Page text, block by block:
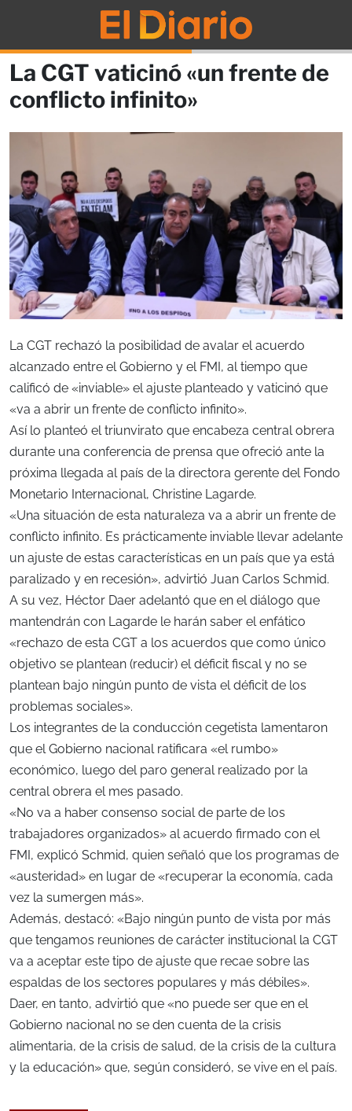
La CGT vaticinó «un frente de
conflicto infinito»
La CGT rechazó la posibilidad de avalar el acuerdo
alcanzado entre el Gobierno y el FMI, al tiempo que
calificó de «inviable» el ajuste planteado y vaticinó que
«va a abrir un frente de conflicto infinito».
Así lo planteó el triunvirato que encabeza central obrera
durante una conferencia de prensa que ofreció ante la
próxima llegada al país de la directora gerente del Fondo
Monetario Internacional, Christine Lagarde.
«Una situación de esta naturaleza va a abrir un frente de
conflicto infinito. Es prácticamente inviable llevar adelante
un ajuste de estas características en un país que ya está
paralizado y en recesión», advirtió Juan Carlos Schmid.
A su vez, Héctor Daer adelantó que en el diálogo que
mantendrán con Lagarde le harán saber el enfático
«rechazo de esta CGT a los acuerdos que como único
objetivo se plantean (reducir) el déficit fiscal y no se
plantean bajo ningún punto de vista el déficit de los
problemas sociales».
Los integrantes de la conducción cegetista lamentaron
que el Gobierno nacional ratificara «el rumbo»
económico, luego del paro general realizado por la
central obrera el mes pasado.
«No va a haber consenso social de parte de los
trabajadores organizados» al acuerdo firmado con el
FMI, explicó Schmid, quien señaló que los programas de
«austeridad» en lugar de «recuperar la economía, cada
vez la sumergen más».
Además, destacó: «Bajo ningún punto de vista por más
que tengamos reuniones de carácter institucional la CGT
va a aceptar este tipo de ajuste que recae sobre las
espaldas de los sectores populares y más débiles».
Daer, en tanto, advirtió que «no puede ser que en el
Gobierno nacional no se den cuenta de la crisis
alimentaria, de la crisis de salud, de la crisis de la cultura
y la educación» que, según consideró, se vive en el país.